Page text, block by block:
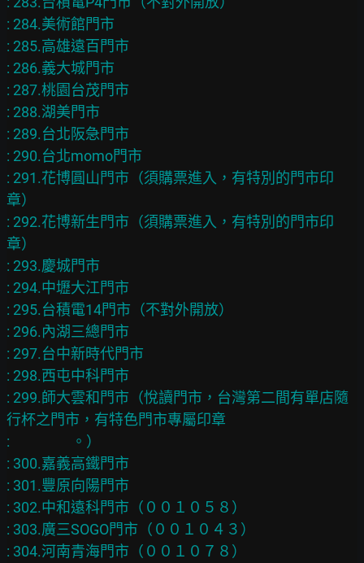
: 284.美術館門市
: 285.高雄遠百門市
: 286.義大城門市
: 287.桃園台茂門市
: 288.湖美門市
: 289.台北阪急門市
: 290.台北momo門市
: 291.花博圓山門市（須購票進入，有特別的門市印
章）
: 292.花博新生門市（須購票進入，有特別的門市印
章）
: 293.慶城門市
: 294.中壢大江門市
: 295.台積電14門市（不對外開放）
: 296.內湖三總門市
: 297.台中新時代門市
: 298.西屯中科門市
: 299.師大雲和門市（悅讀門市，台灣第二間有單店隨
行杯之門市，有特色門市專屬印章
:                   。）
: 300.嘉義高鐵門市
: 301.豐原向陽門市
: 302.中和遠科門市（００１０５８）
: 303.廣三SOGO門市（００１０４３）
: 304.河南青海門市（００１０７８）